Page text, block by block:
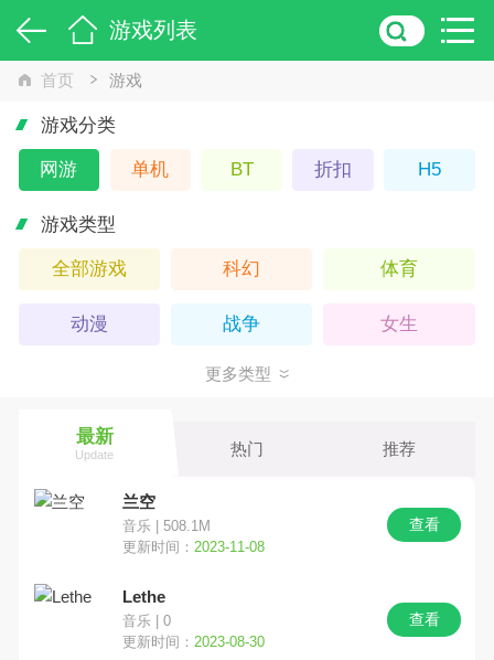
游戏列表
首页 游戏
游戏分类
网游 单机 BT 折扣 H5
游戏类型
全部游戏 科幻 体育
动漫 战争 女生
回合
竞技
魔幻 养成
动作 经营
射击
更多类型
最新
Update 热门 推荐
兰空
音乐 | 508.1M
更新时间： 2023-11-08
查看
Lethe
音乐 | 0
更新时间： 2023-08-30
查看